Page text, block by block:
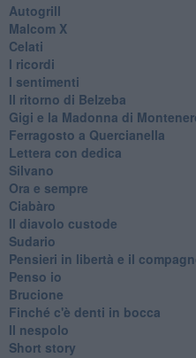
Autogrill
Malcom X
Celati
I ricordi
I sentimenti
Il ritorno di Belzeba
Gigi e la Madonna di
Ferragosto a Quercianella
Lettera con dedica
Silvano
Ora e sempre
Ciabàro
Il diavolo custode
Sudario
Pensieri in libertà e il
Penso io
Brucione
Finché c'è denti in bocca
Il nespolo
Short story